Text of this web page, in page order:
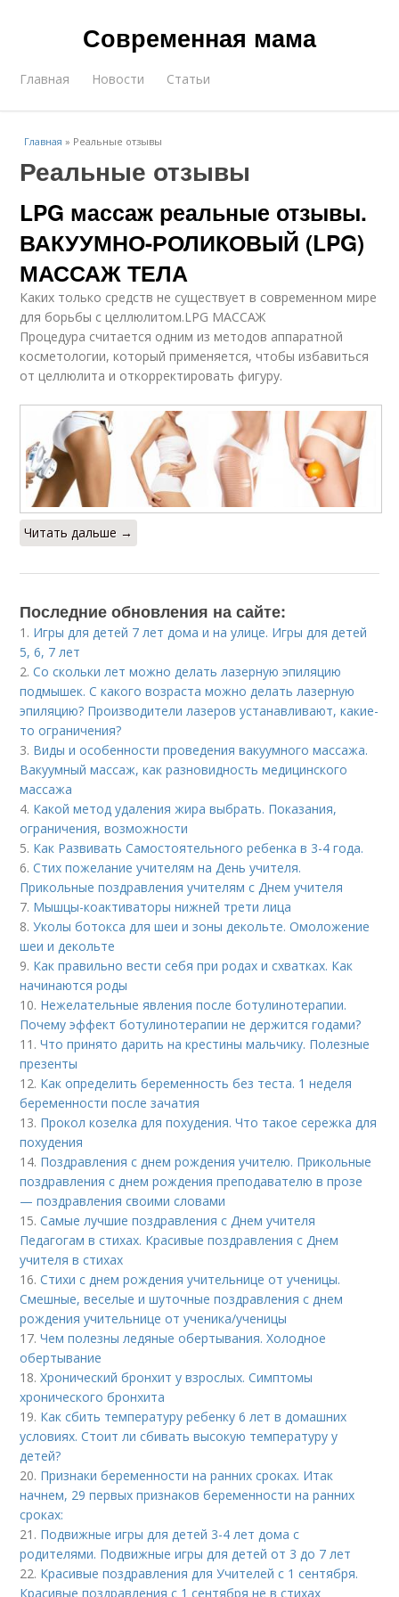
Современная мама
Главная Новости Статьи
Главная » Реальные отзывы
Реальные отзывы
LPG массаж реальные отзывы.
ВАКУУМНО-РОЛИКОВЫЙ (LPG)
МАССАЖ ТЕЛА
Каких только средств не существует в современном мире
для борьбы с целлюлитом.LPG МАССАЖ
Процедура считается одним из методов аппаратной
косметологии, который применяется, чтобы избавиться
от целлюлита и откорректировать фигуру.
Читать дальше →
Последние обновления на сайте:
1. Игры для детей 7 лет дома и на улице. Игры для детей
5, 6, 7 лет
2.Со скольки лет можно делать лазерную эпиляцию
подмышек. С какого возраста можно делать лазерную
эпиляцию? Производители лазеров устанавливают, какие-
то ограничения?
3. Виды и особенности проведения вакуумного массажа.
Вакуумный массаж, как разновидность медицинского
массажа
4. Какой метод удаления жира выбрать. Показания,
ограничения, возможности
5. Как Развивать Самостоятельного ребенка в 3-4 года.
6.Стих пожелание учителям на День учителя.
Прикольные поздравления учителям с Днем учителя
7. Мышцы-коактиваторы нижней трети лица
8.Уколы ботокса для шеи и зоны декольте. Омоложение
шеи и декольте
9. Как правильно вести себя при родах и схватках. Как
начинаются роды
10. Нежелательные явления после ботулинотерапии.
Почему эффект ботулинотерапии не держится годами?
11.Что принято дарить на крестины мальчику. Полезные
презенты
12. Как определить беременность без теста. 1 неделя
беременности после зачатия
13. Прокол козелка для похудения. Что такое сережка для
похудения
14. Поздравления с днем рождения учителю. Прикольные
поздравления с днем рождения преподавателю в прозе
— поздравления своими словами
15.Самые лучшие поздравления с Днем учителя
Педагогам в стихах. Красивые поздравления с Днем
учителя в стихах
16.Стихи с днем рождения учительнице от ученицы.
Смешные, веселые и шуточные поздравления с днем
рождения учительнице от ученика/ученицы
17.Чем полезны ледяные обертывания. Холодное
обертывание
18.Хронический бронхит у взрослых. Симптомы
хронического бронхита
19. Как сбить температуру ребенку 6 лет в домашних
условиях. Стоит ли сбивать высокую температуру у
детей?
20. Признаки беременности на ранних сроках. Итак
начнем, 29 первых признаков беременности на ранних
сроках:
21. Подвижные игры для детей 3-4 лет дома с
родителями. Подвижные игры для детей от 3 до 7 лет
22. Красивые поздравления для Учителей с 1 сентября.
Красивые поздравления с 1 сентября не в стихах